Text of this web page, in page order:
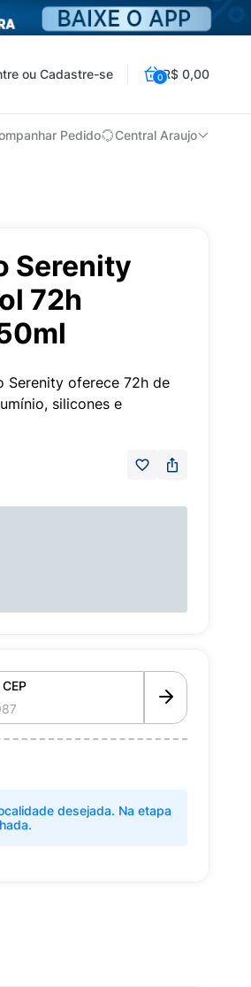
ou Cadastre-se 0R$ 0,00
Pedido Central Araujo
Serenity
72h
Serenity oferece 72h de
silicones e
desejada. Na etapa